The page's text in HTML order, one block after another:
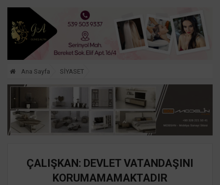
Ana Sayfa SİYASET
ÇALIŞKAN: DEVLET VATANDAŞINI
KORUMAMAMAKTADIR